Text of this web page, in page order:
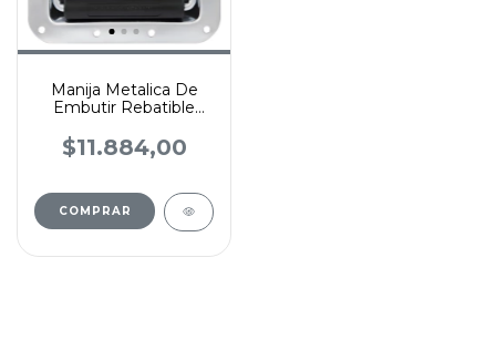
Manija Metalica De
Embutir Rebatible
$11.884,00
COMPRAR